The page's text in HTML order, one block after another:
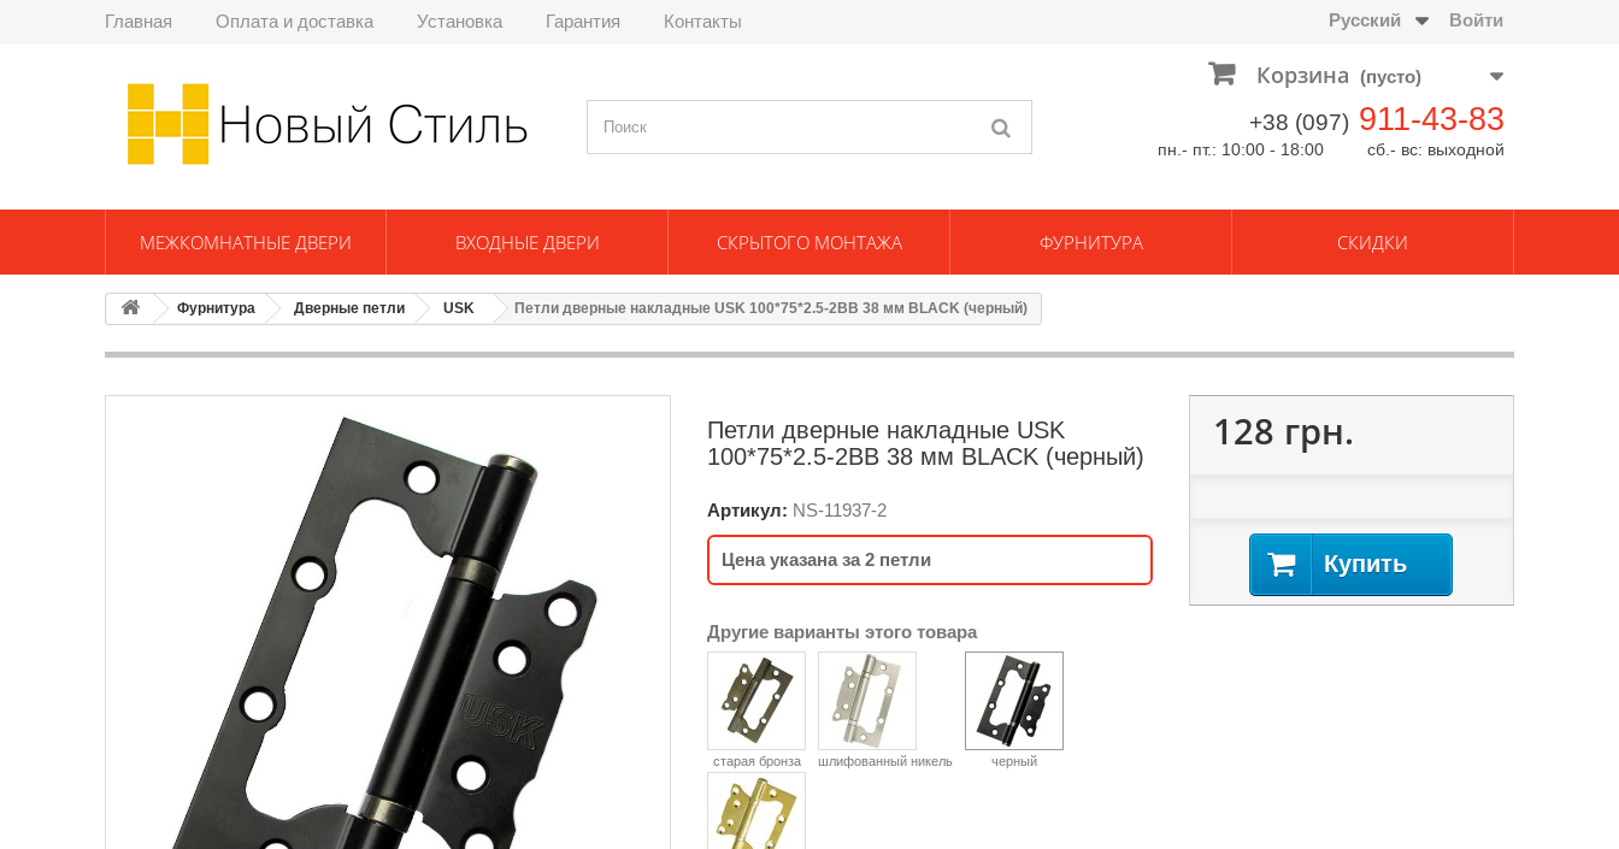
Главная Оплата и доставка Установка Гарантия Контакты Войти
Русский
Корзина (пусто)
+38 (097) 911-43-83
пн.- пт.: 10:00 - 18:00 сб.- вс: выходной
МЕЖКОМНАТНЫЕ ДВЕРИ ВХОДНЫЕ ДВЕРИ СКРЫТОГО МОНТАЖА ФУРНИТУРА СКИДКИ
Фурнитура Дверные петли USK Петли дверные накладные USK 100*75*2.5-2BB 38 мм BLACK (черный)
Петли дверные накладные USK
100*75*2.5-2BB 38 мм BLACK (черный)
Артикул: NS-11937-2
Цена указана за 2 петли
Другие варианты этого товара
старая бронза шлифованный никель черный
128 грн.
Купить